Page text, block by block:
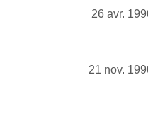
26 avr.
21 nov.